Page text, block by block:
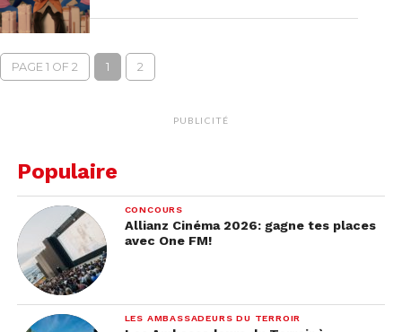
PAGE 1 OF 2 1 2
PUBLICITÉ
Populaire
CONCOURS
Allianz Cinéma 2026: gagne tes places
avec One FM!
LES AMBASSADEURS DU TERROIR